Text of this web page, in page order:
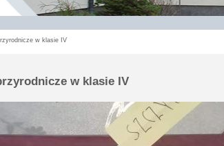
w klasie IV
w klasie IV